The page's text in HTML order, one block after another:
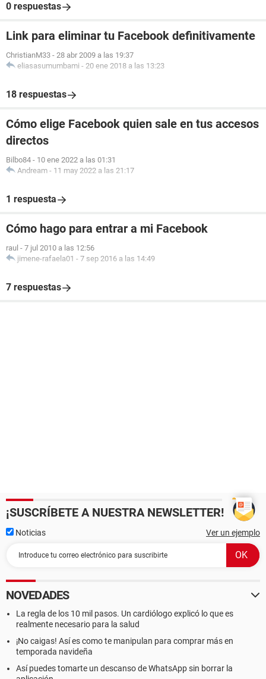
0 respuestas
Link para eliminar tu Facebook definitivamente
ChristianM33 - 28 abr 2009 a las 19:37
eliasasumumbami - 20 ene 2018 a las 13:23
18 respuestas
Cómo elige Facebook quien sale en tus accesos
directos
Bilbo84 - 10 ene 2022 a las 01:31
Andream - 11 may 2022 a las 21:17
1 respuesta
Cómo hago para entrar a mi Facebook
raul - 7 jul 2010 a las 12:56
jimene-rafaela01 - 7 sep 2016 a las 14:49
7 respuestas
¡SUSCRÍBETE A NUESTRA NEWSLETTER!
Noticias Ver un ejemplo
NOVEDADES
La regla de los 10 mil pasos. Un cardiólogo explicó lo que es
realmente necesario para la salud
¡No caigas! Así es como te manipulan para comprar más en
temporada navideña
Así puedes tomarte un descanso de WhatsApp sin borrar la